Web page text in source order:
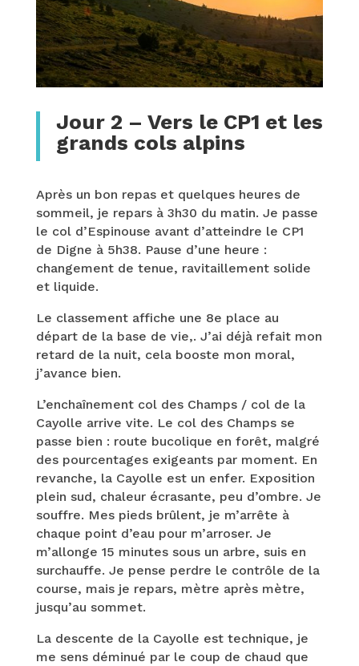
Jour 2 – Vers le CP1 et les
grands cols alpins
Après un bon repas et quelques heures de
sommeil, je repars à 3h30 du matin. Je passe
le col d’Espinouse avant d’atteindre le CP1
de Digne à 5h38. Pause d’une heure :
changement de tenue, ravitaillement solide
et liquide.
Le classement affiche une 8e place au
départ de la base de vie,. J’ai déjà refait mon
retard de la nuit, cela booste mon moral,
j’avance bien.
L’enchaînement col des Champs / col de la
Cayolle arrive vite. Le col des Champs se
passe bien : route bucolique en forêt, malgré
des pourcentages exigeants par moment. En
revanche, la Cayolle est un enfer. Exposition
plein sud, chaleur écrasante, peu d’ombre. Je
souffre. Mes pieds brûlent, je m’arrête à
chaque point d’eau pour m’arroser. Je
m’allonge 15 minutes sous un arbre, suis en
surchauffe. Je pense perdre le contrôle de la
course, mais je repars, mètre après mètre,
jusqu’au sommet.
La descente de la Cayolle est technique, je
me sens déminué par le coup de chaud que